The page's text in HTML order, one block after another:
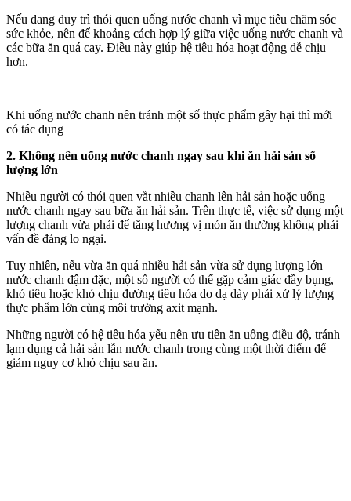
Nếu đang duy trì thói quen uống nước chanh vì mục tiêu chăm sóc
sức khỏe, nên để khoảng cách hợp lý giữa việc uống nước chanh và
các bữa ăn quá cay. Điều này giúp hệ tiêu hóa hoạt động dễ chịu
hơn.
Khi uống nước chanh nên tránh một số thực phẩm gây hại thì mới
có tác dụng
2. Không nên uống nước chanh ngay sau khi ăn hải sản số
lượng lớn
Nhiều người có thói quen vắt nhiều chanh lên hải sản hoặc uống
nước chanh ngay sau bữa ăn hải sản. Trên thực tế, việc sử dụng một
lượng chanh vừa phải để tăng hương vị món ăn thường không phải
vấn đề đáng lo ngại.
Tuy nhiên, nếu vừa ăn quá nhiều hải sản vừa sử dụng lượng lớn
nước chanh đậm đặc, một số người có thể gặp cảm giác đầy bụng,
khó tiêu hoặc khó chịu đường tiêu hóa do dạ dày phải xử lý lượng
thực phẩm lớn cùng môi trường axit mạnh.
Những người có hệ tiêu hóa yếu nên ưu tiên ăn uống điều độ, tránh
lạ‌m dụn‌g cả hải sản lẫn nước chanh trong cùng một thời điểm để
giảm nguy cơ khó chịu sau ăn.